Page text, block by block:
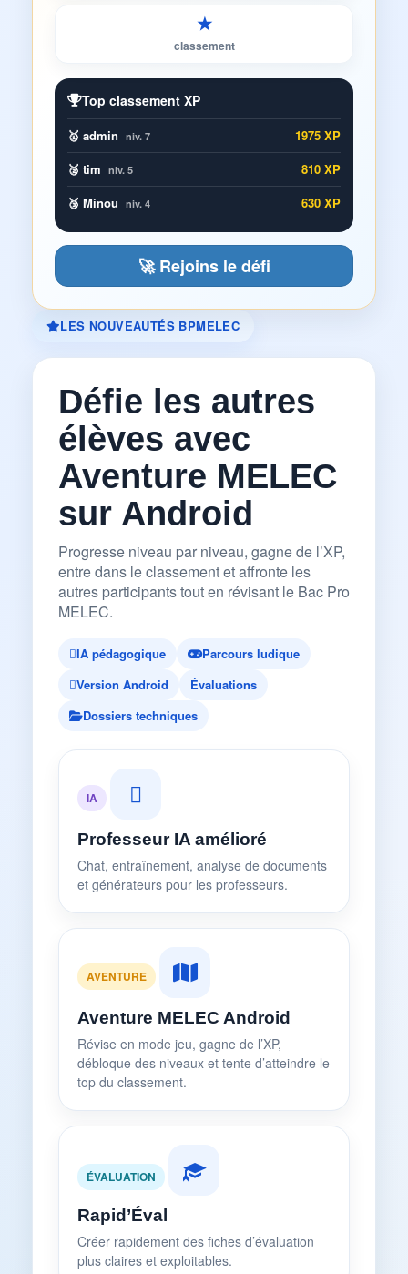
★
classement
Top classement XP
🥇 admin niv. 7
1975 XP
🥈 tim niv. 5
810 XP
🥉 Minou niv. 4 630 XP
🚀 Rejoins le défi
LES NOUVEAUTÉS BPMELEC
Défie les autres
élèves avec
Aventure MELEC
sur Android
Progresse niveau par niveau, gagne de l’XP,
entre dans le classement et affronte les
autres participants tout en révisant le Bac Pro
MELEC.
IA pédagogique
Parcours ludique
Version Android
Évaluations
Dossiers techniques
IA
Professeur IA amélioré
Chat, entraînement, analyse de documents
et générateurs pour les professeurs.
AVENTURE
Aventure MELEC Android
Révise en mode jeu, gagne de l’XP,
débloque des niveaux et tente d’atteindre le
top du classement.
ÉVALUATION
Rapid’Éval
Créer rapidement des fiches d’évaluation
plus claires et exploitables.